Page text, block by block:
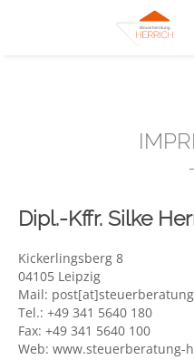
Dipl.-Kffr. Silke
Kickerlingsberg 8
04105 Leipzig
Mail:
Tel.: +49 341 5640 180
Fax: +49 341 5640 100
Web: www.steuerberatung-